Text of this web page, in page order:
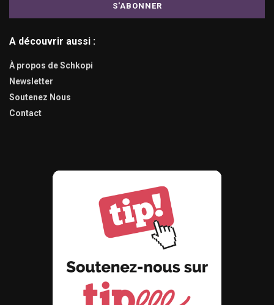
A découvrir aussi :
À propos de Schkopi
Newsletter
Soutenez Nous
Contact